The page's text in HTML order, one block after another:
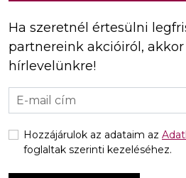
Ha szeretnél értesülni
partnereink akcióiról, akkor
hírlevelünkre!
Hozzájárulok az adataim az
foglaltak szerinti kezeléséhez.